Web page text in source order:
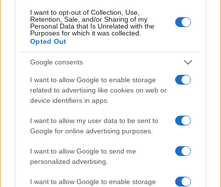
I want to opt-out of Collection, Use,
Retention, Sale, and/or Sharing of my
Personal Data that Is Unrelated with the
Purposes for which it was collected.
Opted Out
Google consents
I want to allow Google to enable storage
related to advertising like cookies on web or
device identifiers in apps.
I want to allow my user data to be sent to
Google for online advertising purposes.
I want to allow Google to send me
personalized advertising.
I want to allow Google to enable storage